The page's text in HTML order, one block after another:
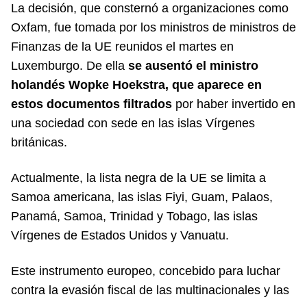
La decisión, que consternó a organizaciones como
Oxfam, fue tomada por los ministros de ministros de
Finanzas de la UE reunidos el martes en
Luxemburgo. De ella se ausentó el ministro
holandés Wopke Hoekstra, que aparece en
estos documentos filtrados por haber invertido en
una sociedad con sede en las islas Vírgenes
británicas.
Actualmente, la lista negra de la UE se limita a
Samoa americana, las islas Fiyi, Guam, Palaos,
Panamá, Samoa, Trinidad y Tobago, las islas
Vírgenes de Estados Unidos y Vanuatu.
Este instrumento europeo, concebido para luchar
contra la evasión fiscal de las multinacionales y las